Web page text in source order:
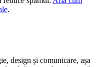
.
design și comunicare, așa